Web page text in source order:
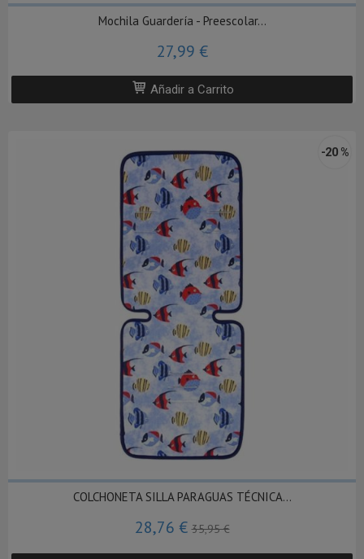
Mochila Guardería - Preescolar...
27,99 €
Añadir a Carrito
-20 %
COLCHONETA SILLA PARAGUAS TÉCNICA...
28,76 €35,95 €